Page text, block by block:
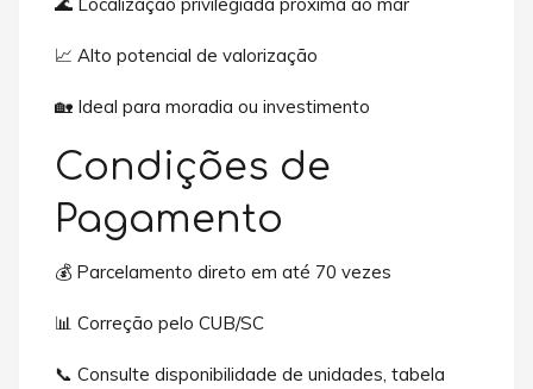
🌊 Localização privilegiada próxima ao mar
📈 Alto potencial de valorização
🏡 Ideal para moradia ou investimento
Condições de
Pagamento
💰 Parcelamento direto em até 70 vezes
📊 Correção pelo CUB/SC
📞 Consulte disponibilidade de unidades, tabela